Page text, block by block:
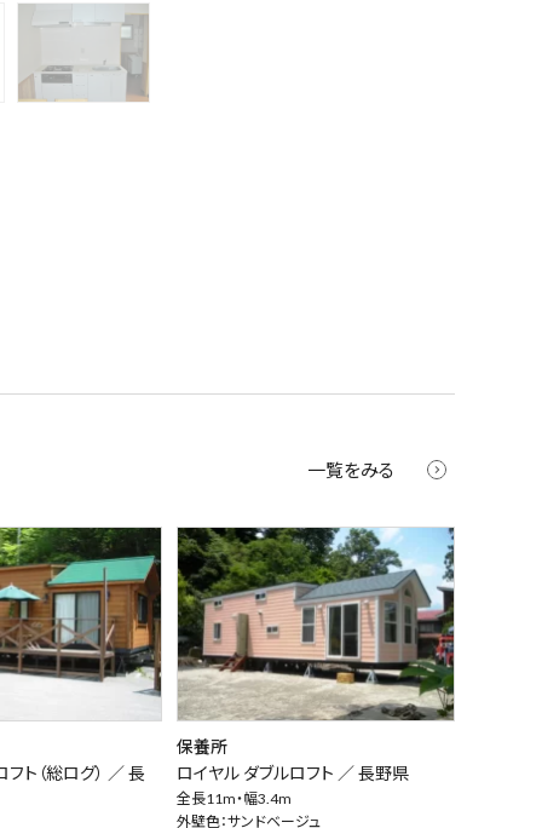
一覧をみる
ト（総ログ） ／長
保養所
ロイヤル ダブルロフト ／長野県
全長11m・幅3.4m
外壁色：サンドベージュ